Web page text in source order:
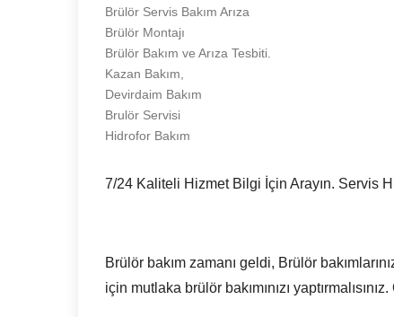
Brülör Servis Bakım Arıza
Brülör Montajı
Brülör Bakım ve Arıza Tesbiti.
Kazan Bakım,
Devirdaim Bakım
Brulör Servisi
Hidrofor Bakım
7/24 Kaliteli Hizmet Bilgi İçin Arayın. Servis
Brülör bakım zamanı geldi, Brülör
için mutlaka brülör bakımınızı